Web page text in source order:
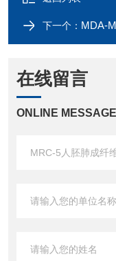
下一个： MDA-
在线留言
ONLINE MESSAGE